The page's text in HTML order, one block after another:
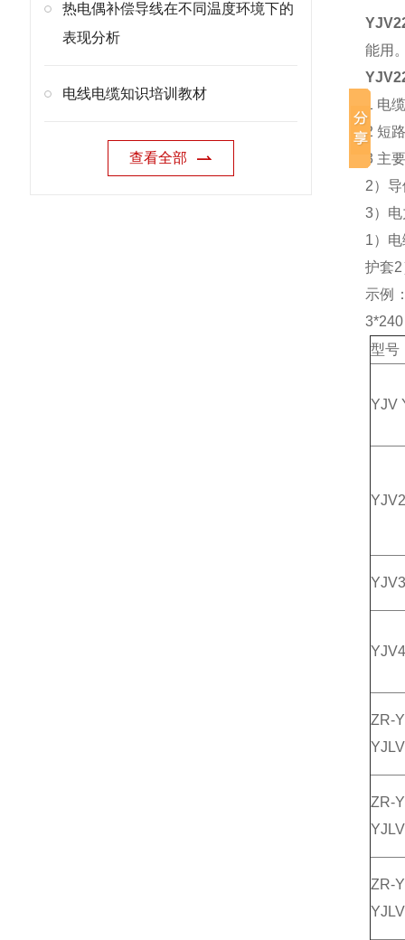
热电偶补偿导线在不同温度环境下的
表现分析
电线电缆知识培训教材
查看全部
能用
1 电
2 短
3 主
2）
3）
1）
护套
示例
型号
YJV
YJV
YJV
YJV
ZR-
YJLV
ZR-
YJLV
ZR-
YJLV